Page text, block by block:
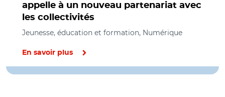
appelle à un nouveau partenariat avec
les collectivités
Jeunesse, éducation et formation, Numérique
En savoir plus